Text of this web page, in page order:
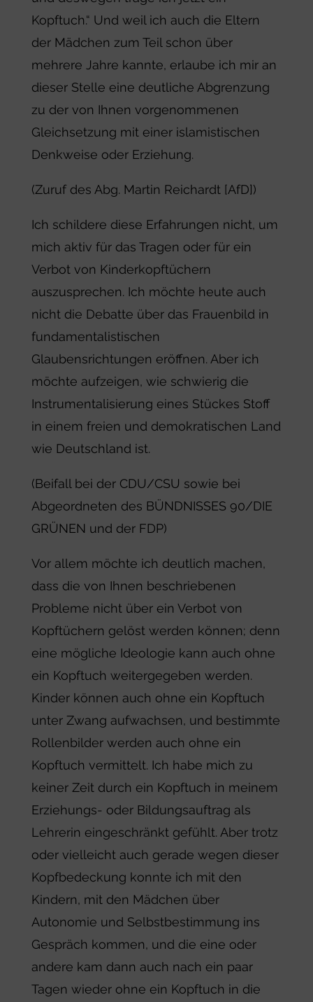
Kopftuch.“ Und weil ich auch die Eltern
der Mädchen zum Teil schon über
mehrere Jahre kannte, erlaube ich mir an
dieser Stelle eine deutliche Abgrenzung
zu der von Ihnen vorgenommenen
Gleichsetzung mit einer islamistischen
Denkweise oder Erziehung.
(Zuruf des Abg. Martin Reichardt [AfD])
Ich schildere diese Erfahrungen nicht, um
mich aktiv für das Tragen oder für ein
Verbot von Kinderkopftüchern
auszusprechen. Ich möchte heute auch
nicht die Debatte über das Frauenbild in
fundamentalistischen
Glaubensrichtungen eröffnen. Aber ich
möchte aufzeigen, wie schwierig die
Instrumentalisierung eines Stückes Stoff
in einem freien und demokratischen Land
wie Deutschland ist.
(Beifall bei der CDU/CSU sowie bei
Abgeordneten des BÜNDNISSES 90/DIE
GRÜNEN und der FDP)
Vor allem möchte ich deutlich machen,
dass die von Ihnen beschriebenen
Probleme nicht über ein Verbot von
Kopftüchern gelöst werden können; denn
eine mögliche Ideologie kann auch ohne
ein Kopftuch weitergegeben werden.
Kinder können auch ohne ein Kopftuch
unter Zwang aufwachsen, und bestimmte
Rollenbilder werden auch ohne ein
Kopftuch vermittelt. Ich habe mich zu
keiner Zeit durch ein Kopftuch in meinem
Erziehungs- oder Bildungsauftrag als
Lehrerin eingeschränkt gefühlt. Aber trotz
oder vielleicht auch gerade wegen dieser
Kopfbedeckung konnte ich mit den
Kindern, mit den Mädchen über
Autonomie und Selbstbestimmung ins
Gespräch kommen, und die eine oder
andere kam dann auch nach ein paar
Tagen wieder ohne ein Kopftuch in die